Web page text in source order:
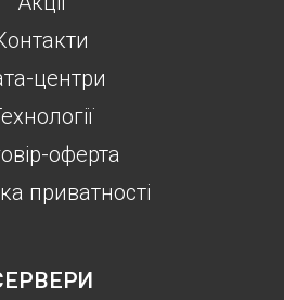
центри
оферта
приватності